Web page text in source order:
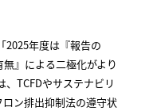
2025年度は『報告の
』による二極化がより
TCFDやサステナビリ
ン排出抑制法の遵守状